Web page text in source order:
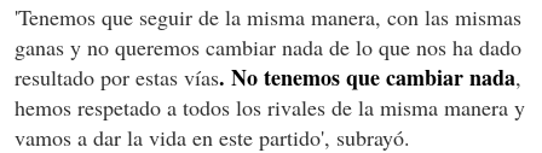
'Tenemos que seguir de la misma manera, con las mismas
ganas y no queremos cambiar nada de lo que nos ha dado
resultado por estas vías. No tenemos que cambiar nada,
hemos respetado a todos los rivales de la misma manera y
vamos a dar la vida en este partido', subrayó.